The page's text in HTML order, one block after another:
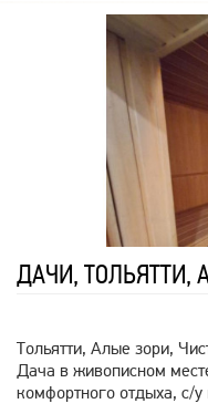
ДАЧИ, ТОЛЬЯТТИ,
Тольятти, Алые зори,
Дача в живописном
комфортного отдыха, с/